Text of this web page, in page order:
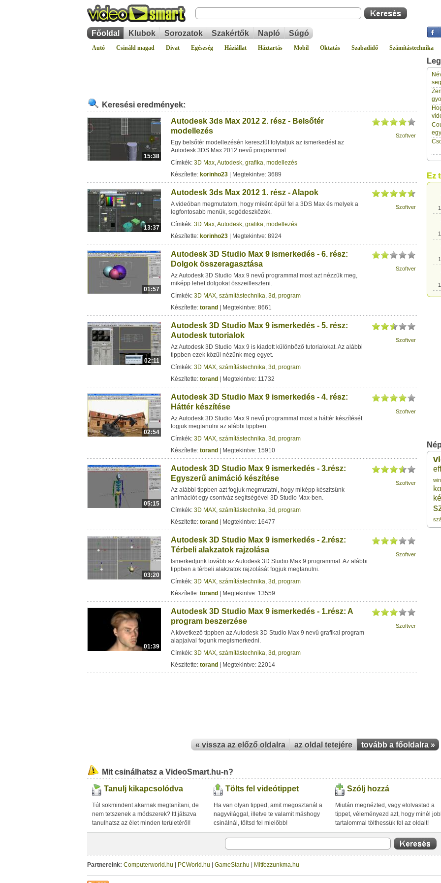
Főoldal Klubok Sorozatok Szakértők Napló Súgó
Autó Csináld magad Divat Egészség Háziállat Háztartás Mobil Oktatás Szabadidő Számítástechnika
Keresési eredmények:
15:38
Autodesk 3ds Max 2012 2. rész - Belsőtér
modellezés
Egy belsőtér modellezésén keresztül folytatjuk az ismerkedést az
Autodesk 3DS Max 2012 nevű programmal.
Címkék: 3D Max,Autodesk, grafika, modellezés
Készítette: korinho23 | Megtekintve: 3689
Szoftver
13:37
Autodesk 3ds Max 2012 1. rész - Alapok
A videóban megmutatom, hogy miként épül fel a 3DS Max és melyek a
legfontosabb menük, segédeszközök.
Címkék: 3D Max,Autodesk, grafika, modellezés
Készítette: korinho23 | Megtekintve: 8924
Szoftver
01:57
Autodesk 3D Studio Max 9 ismerkedés - 6. rész:
Dolgok összeragasztása
Az Autodesk 3D Studio Max 9 nevű programmal most azt nézzük meg,
miképp lehet dolgokat összeilleszteni.
Címkék: 3D MAX, számítástechnika, 3d , program
Készítette: torand | Megtekintve: 8661
Szoftver
02:11
Autodesk 3D Studio Max 9 ismerkedés - 5. rész:
Autodesk tutorialok
Az Autodesk 3D Studio Max 9 is kiadott különböző tutorialokat. Az alábbi
tippben ezek közül nézünk meg egyet.
Címkék: 3D MAX, számítástechnika, 3d , program
Készítette: torand | Megtekintve: 11732
Szoftver
02:54
Autodesk 3D Studio Max 9 ismerkedés - 4. rész:
Háttér készítése
Az Autodesk 3D Studio Max 9 nevű programmal most a háttér készítését
fogjuk megtanulni az alábbi tippben.
Címkék: 3D MAX, számítástechnika, 3d , program
Készítette: torand | Megtekintve: 15910
Szoftver
05:15
Autodesk 3D Studio Max 9 ismerkedés - 3.rész:
Egyszerű animáció készítése
Az alábbi tippben azt fogjuk megmutatni, hogy miképp készítsünk
animációt egy csontváz segítségével 3D Studio Max-ben.
Címkék: 3D MAX, számítástechnika, 3d , program
Készítette: torand | Megtekintve: 16477
Szoftver
03:20
Autodesk 3D Studio Max 9 ismerkedés - 2.rész:
Térbeli alakzatok rajzolása
Ismerkedjünk tovább az Autodesk 3D Studio Max 9 programmal. Az alábbi
tippben a térbeli alakzatok rajzolását fogjuk megtanulni.
Címkék: 3D MAX, számítástechnika, 3d , program
Készítette: torand | Megtekintve: 13559
Szoftver
01:39
Autodesk 3D Studio Max 9 ismerkedés - 1.rész: A
program beszerzése
A következő tippben az Autodesk 3D Studio Max 9 nevű grafikai program
alapjaival fogunk megismerkedni.
Címkék: 3D MAX, számítástechnika, 3d , program
Készítette: torand | Megtekintve: 22014
Szoftver
Ez
« vissza az előző oldalra az oldal tetejére tovább a főoldalra »
Mit csinálhatsz a VideoSmart.hu-n?
Tanulj kikapcsolódva
Túl sokmindent akarnak megtanítani, de
nem tetszenek a módszerek? Itt játszva
tanulhatsz az élet minden területéről!
Tölts fel videótippet
Ha van olyan tipped, amit megosztanál a
nagyvilággal, illetve te valamit máshogy
csinálnál, töltsd fel mielőbb!
Szólj hozzá
Miután megnézted, vagy elolvastad a
tippet, véleményezd azt, hogy minél
tartalommal tölthessük fel az oldalt!
Partnereink: Computerworld.hu PCWorld.hu GameStar.hu Mitfozzunkma.hu